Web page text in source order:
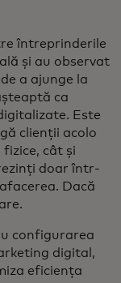
întreprinderile
și au observat
a ajunge la
ca
Este
clienții acolo
cât și
doar într-
Dacă
configurarea
digital,
eficiența